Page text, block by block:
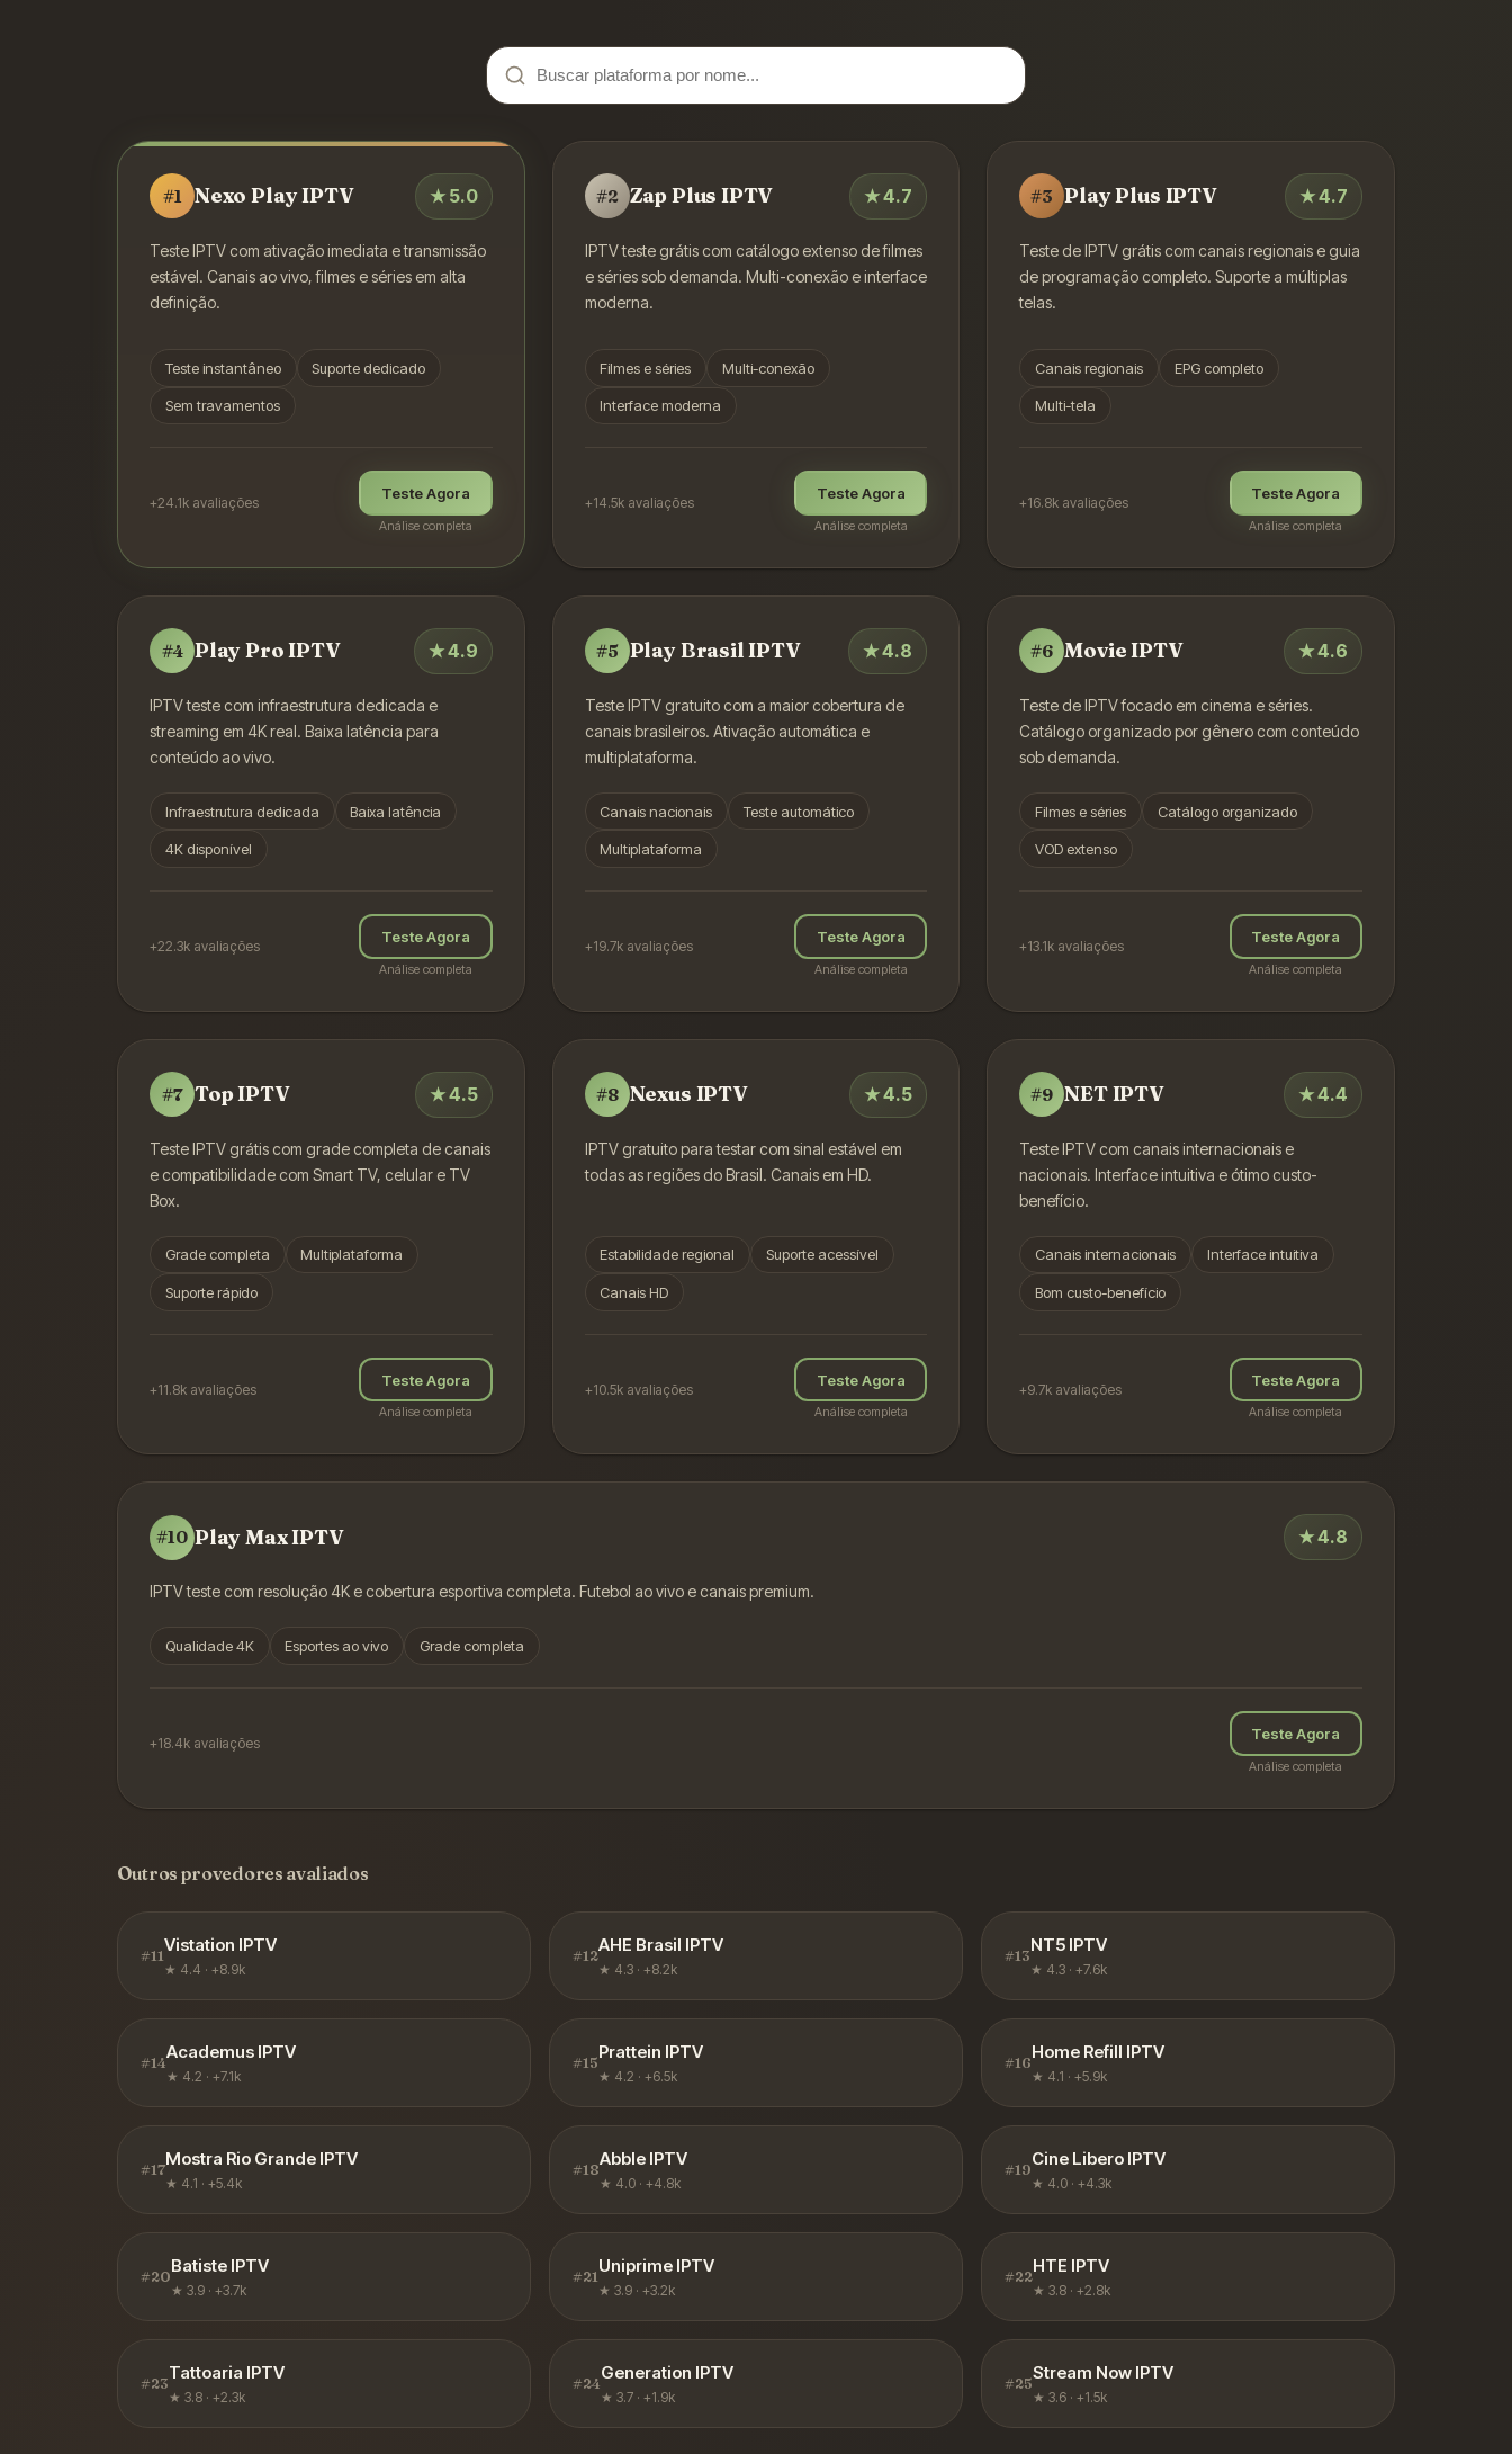
#1 Nexo Play IPTV ★ 5.0
Teste IPTV com ativação imediata e transmissão
estável. Canais ao vivo, filmes e séries em alta
definição.
Teste instantâneo Suporte dedicado
Sem travamentos
+24.1k avaliações
Teste Agora
Análise completa
#2 Zap Plus IPTV ★4.7
IPTV teste grátis com catálogo extenso de filmes
e séries sob demanda. Multi-conexão e interface
moderna.
Filmes e séries Multi-conexão
Interface moderna
+14.5kavaliações
Teste Agora
Análise completa
#3 Play Plus IPTV ★4.7
Teste de IPTV grátis com canais regionais e guia
de programação completo. Suporte a múltiplas
telas.
Canais regionais EPG completo
Multi-tela
+16.8k avaliações
Teste Agora
Análise completa
#4 Play Pro IPTV ★4.9
IPTV teste com infraestrutura dedicada e
streaming em 4K real. Baixa latência para
conteúdo ao vivo.
Infraestrutura dedicada Baixa latência
4K disponível
+22.3k avaliações
Teste Agora
Análise completa
#5 Play Brasil IPTV ★4.8
Teste IPTV gratuito com a maior cobertura de
canais brasileiros. Ativação automática e
multiplataforma.
Canais nacionais Teste automático
Multiplataforma
+19.7kavaliações
Teste Agora
Análise completa
#6 Movie IPTV ★4.6
Teste de IPTV focado em cinema e séries.
Catálogo organizado por gênero com conteúdo
sob demanda.
Filmes e séries Catálogo organizado
VOD extenso
+13.1k avaliações
Teste Agora
Análise completa
#7 Top IPTV ★4.5
Teste IPTV grátis com grade completa de canais
e compatibilidade com Smart TV, celular e TV
Box.
Grade completa Multiplataforma
Suporte rápido
+11.8k avaliações
Teste Agora
Análise completa
#8 Nexus IPTV ★4.5
IPTV gratuito para testar com sinal estável em
todas as regiões do Brasil. Canais em HD.
Estabilidade regional Suporte acessível
Canais HD
+10.5kavaliações
Teste Agora
Análise completa
#9 NET IPTV ★4.4
Teste IPTV com canais internacionais e
nacionais. Interface intuitiva e ótimo custo-
benefício.
Canais internacionais Interface intuitiva
Bom custo-benefício
+9.7k avaliações
Teste Agora
Análise completa
#10 Play Max IPTV ★4.8
IPTV teste com resolução 4K e cobertura esportiva completa. Futebol ao vivo e canais premium.
Qualidade 4K Esportes ao vivo Grade completa
+18.4k avaliações
Teste Agora
Análise completa
Outros provedores avaliados
#11
Vistation IPTV
★ 4.4 · +8.9k
#12
AHE Brasil IPTV
★ 4.3 · +8.2k
#13
NT5 IPTV
★ 4.3 · +7.6k
#14
Academus IPTV
★ 4.2 · +7.1k
#15
Prattein IPTV
★ 4.2 · +6.5k
#16
Home Refill IPTV
★ 4.1 · +5.9k
#17
Mostra Rio Grande IPTV
★ 4.1 · +5.4k
#18
Abble IPTV
★ 4.0 · +4.8k
#19
Cine Libero IPTV
★ 4.0 · +4.3k
#20
Batiste IPTV
★ 3.9 · +3.7k
#21
Uniprime IPTV
★ 3.9 · +3.2k
#22
HTE IPTV
★ 3.8 · +2.8k
#23
Tattoaria IPTV
★ 3.8 · +2.3k
#24
Generation IPTV
★ 3.7 · +1.9k
#25
Stream Now IPTV
★ 3.6 · +1.5k